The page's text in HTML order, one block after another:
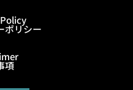
ポリシー
項